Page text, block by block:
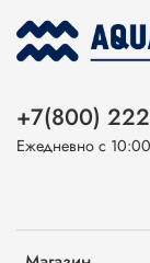
+7(800)
Ежедневно с